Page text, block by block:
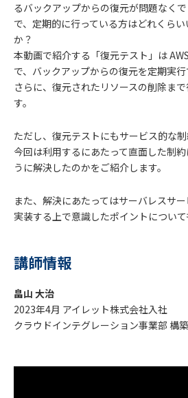
るバックアップからの復元が問題なく
で、定期的に行っている方はどれくら
か？
本動画で紹介する「復元テスト」は
で、バックアップからの復元を定期実行
さらに、復元されたリソースの削除ま
す。
ただし、復元テストにもサービス的な制
今回は利用するにあたって直面した制
うに解決したのかをご紹介します。
また、解決にあたってはサーバレスサー
実装する上で意識したポイントについて
講師情報
畠山 大治
2023年4月 アイレット株式会社入社
クラウドインテグレーション事業部 構